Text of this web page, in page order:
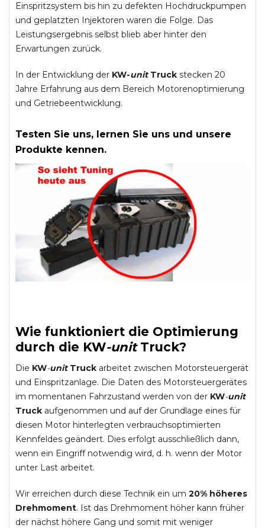
Einspritzsystem bis hin zu defekten Hochdruckpumpen
und geplatzten Injektoren waren die Folge. Das
Leistungsergebnis selbst blieb aber hinter den
Erwartungen zurück.
In der Entwicklung der KW-unitTruck stecken 20
Jahre Erfahrung aus dem Bereich Motorenoptimierung
und Getriebeentwicklung.
Testen Sie uns, lernen Sie uns und unsere
Produkte kennen.
Wie funktioniert die Optimierung
durch die KW-unit Truck?
Die KW-unit Truck arbeitet zwischen Motorsteuergerät
und Einspritzanlage. Die Daten des Motorsteuergerätes
im momentanen Fahrzustand werden von der KW-unit
Truck aufgenommen und auf der Grundlage eines für
diesen Motor hinterlegten verbrauchsoptimierten
Kennfeldes geändert. Dies erfolgt ausschließlich dann,
wenn ein Eingriff notwendig wird, d. h. wenn der Motor
unter Last arbeitet.
Wir erreichen durch diese Technik ein um 20% höheres
Drehmoment. Ist das Drehmoment höher kann früher
der nächst höhere Gang und somit mit weniger